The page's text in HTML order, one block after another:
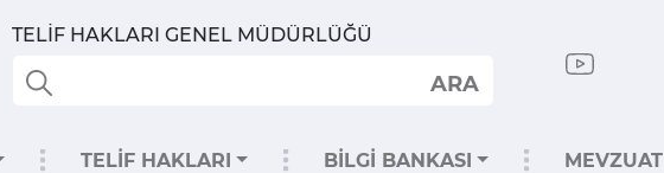
TELİF HAKLARI GENEL MÜDÜRLÜĞÜ
ARA
TELİF HAKLARI BİLGİ BANKASI MEVZUAT